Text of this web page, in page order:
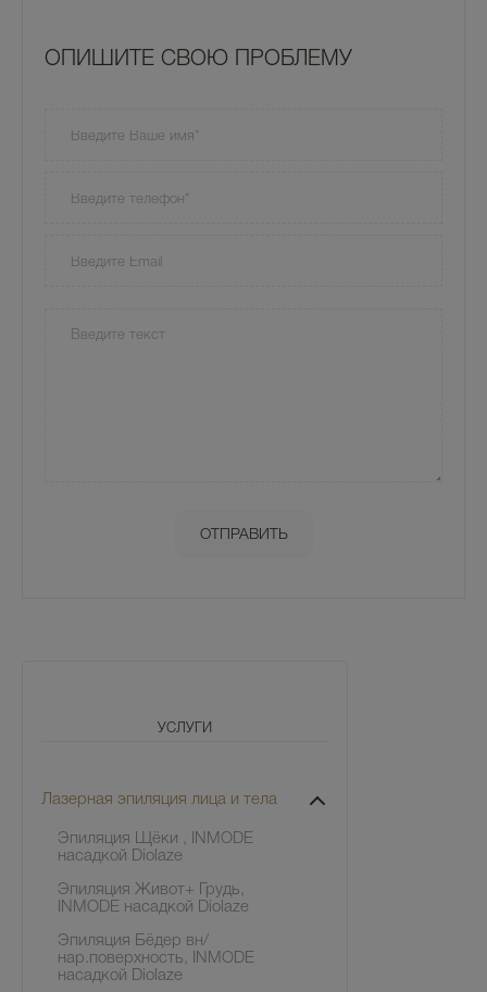
УСЛУГИ
Лазерная эпиляция лица и тела
Эпиляция Щёки , INMODE
насадкой Diolaze
Эпиляция Живот+ Грудь,
INMODE насадкой Diolaze
Эпиляция Бёдер вн/
нар.поверхность, INMODE
насадкой Diolaze
OПИШИТЕ СВОЮ ПРОБЛЕМУ